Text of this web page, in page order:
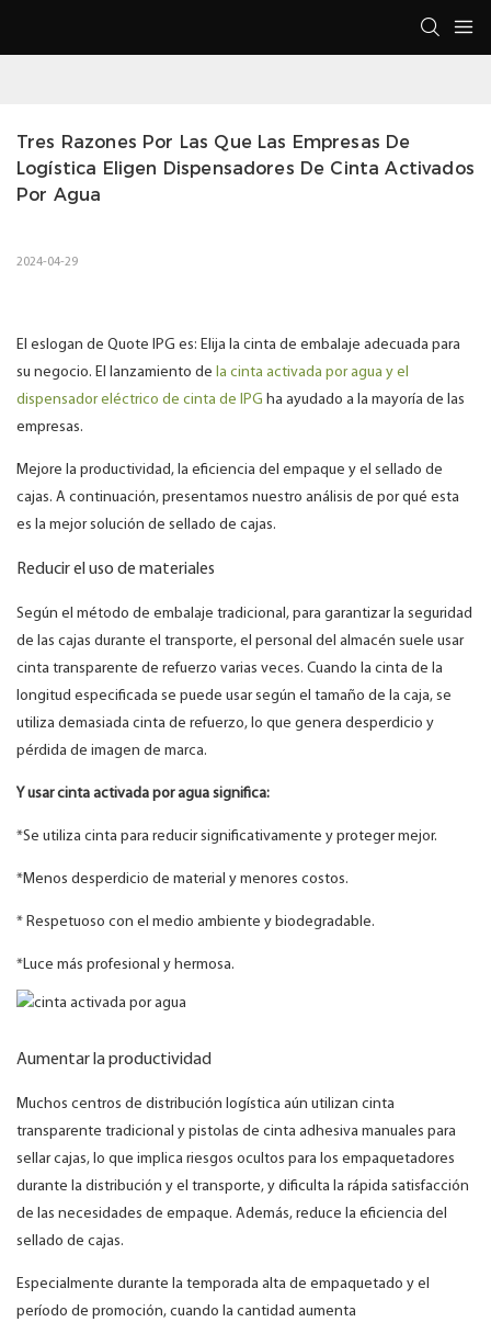
Tres Razones Por Las Que Las Empresas De
Logística Eligen Dispensadores De Cinta Activados
Por Agua
2024-04-29
El eslogan de Quote IPG es: Elija la cinta de embalaje adecuada para
su negocio. El lanzamiento de la cinta activada por agua y el
dispensador eléctrico de cinta de IPG ha ayudado a la mayoría de las
empresas.
Mejore la productividad, la eficiencia del empaque y el sellado de
cajas. A continuación, presentamos nuestro análisis de por qué esta
es la mejor solución de sellado de cajas.
Reducir el uso de materiales
Según el método de embalaje tradicional, para garantizar la seguridad
de las cajas durante el transporte, el personal del almacén suele usar
cinta transparente de refuerzo varias veces. Cuando la cinta de la
longitud especificada se puede usar según el tamaño de la caja, se
utiliza demasiada cinta de refuerzo, lo que genera desperdicio y
pérdida de imagen de marca.
Y usar cinta activada por agua significa:
*Se utiliza cinta para reducir significativamente y proteger mejor.
*Menos desperdicio de material y menores costos.
* Respetuoso con el medio ambiente y biodegradable.
*Luce más profesional y hermosa.
Aumentar la productividad
Muchos centros de distribución logística aún utilizan cinta
transparente tradicional y pistolas de cinta adhesiva manuales para
sellar cajas, lo que implica riesgos ocultos para los empaquetadores
durante la distribución y el transporte, y dificulta la rápida satisfacción
de las necesidades de empaque. Además, reduce la eficiencia del
sellado de cajas.
Especialmente durante la temporada alta de empaquetado y el
período de promoción, cuando la cantidad aumenta